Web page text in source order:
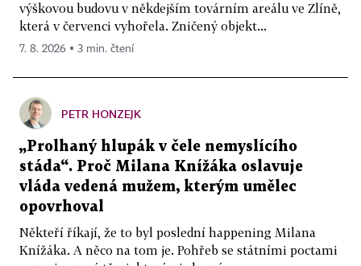
výškovou budovu v někdejším továrním areálu ve Zlíně,
která v červenci vyhořela. Zničený objekt...
7. 8. 2026 ▪ 3 min. čtení
PETR HONZEJK
„Prolhaný hlupák v čele nemyslícího
stáda“. Proč Milana Knížáka oslavuje
vláda vedená mužem, kterým umělec
opovrhoval
Někteří říkají, že to byl poslední happening Milana
Knížáka. A něco na tom je. Pohřeb se státními poctami